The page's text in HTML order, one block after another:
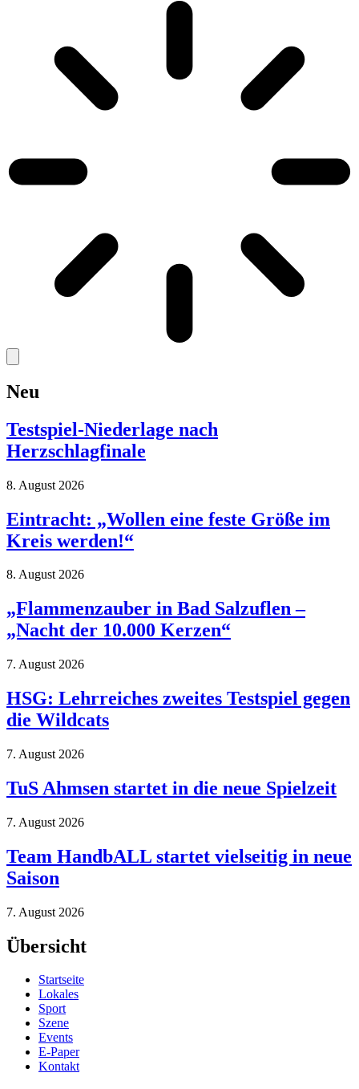
Neu
Testspiel-Niederlage nach
Herzschlagfinale
8. August 2026
Eintracht: „Wollen eine feste Größe im
Kreis werden!“
8. August 2026
„Flammenzauber in Bad Salzuflen –
„Nacht der 10.000 Kerzen“
7. August 2026
HSG: Lehrreiches zweites Testspiel gegen
die Wildcats
7. August 2026
TuS Ahmsen startet in die neue Spielzeit
7. August 2026
Team HandbALL startet vielseitig in neue
Saison
7. August 2026
Übersicht
Startseite
Lokales
Sport
Szene
Events
E-Paper
Kontakt